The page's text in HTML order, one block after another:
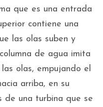
que es una entrada
contiene una
las olas suben y
de agua imita
olas, empujando el
arriba, en su
de una turbina que se